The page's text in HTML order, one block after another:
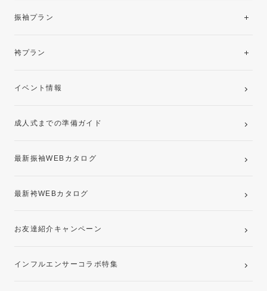
振袖プラン
レンタルプラン
袴プラン
卒業袴レンタルプラン
イベント情報
成人式までの準備ガイド
最新振袖WEBカタログ
最新袴WEBカタログ
お友達紹介キャンペーン
インフルエンサーコラボ特集